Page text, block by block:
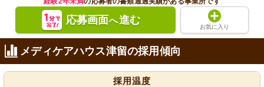
応募画面へ進む
お気に入り
メディケアハウス津留の採用傾向
採用温度